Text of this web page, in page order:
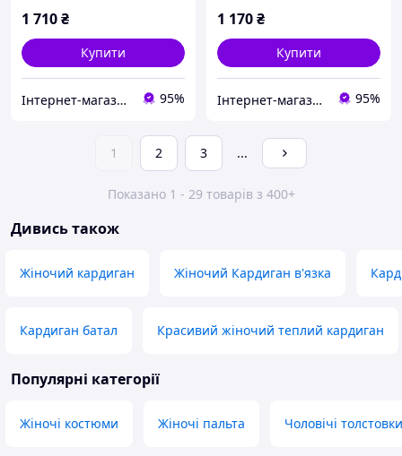
1 710₴
Купити
Інтернет-магазин одягу та взуття KedON 95%
1 170₴
Купити
Інтернет-магазин одягу та взуття KedON 95%
1 2 3 ...
Показано 1 - 29 товарів з 400+
Дивись також
Жіночий кардиган Жіночий Кардиган в'язка
Кардиган батал Красивий жіночий теплий кардиган
Популярні категорії
Жіночі костюми Жіночі пальта Чоловічі